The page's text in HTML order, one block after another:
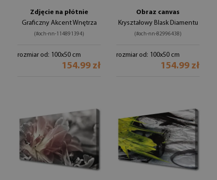
Zdjęcie na płótnie
Graficzny Akcent Wnętrza
(#och-nn-114891394)
rozmiar od: 100x50 cm
154.99 zł
Obraz canvas
Kryształowy Blask Diamentu
(#och-nn-82996438)
rozmiar od: 100x50 cm
154.99 zł